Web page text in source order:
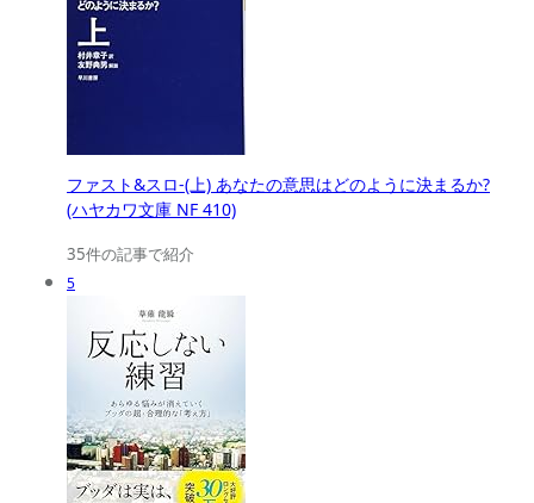
ファスト&スロ-(上) あなたの意思はどのように決まるか?
(ハヤカワ文庫 NF 410)
35件の記事で紹介
5